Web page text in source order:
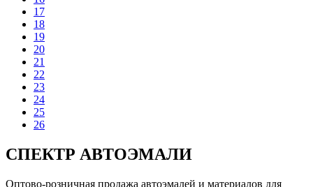
17
18
19
20
21
22
23
24
25
26
СПЕКТР АВТОЭМАЛИ
Оптово-розничная продажа автоэмалей и материалов для